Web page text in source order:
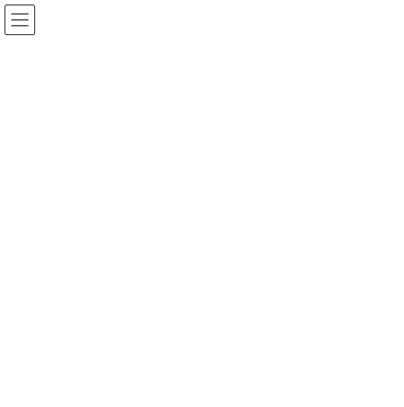
コ
ン
ナ
ビ